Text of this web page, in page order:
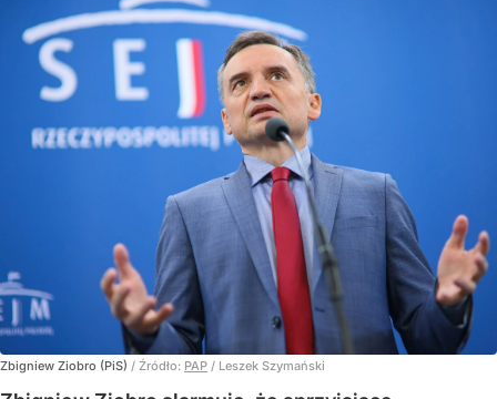
Zbigniew Ziobro (PiS) / Źródło: PAP / Leszek Szymański